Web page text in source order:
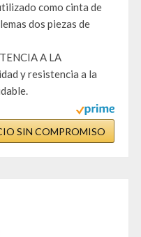
como cinta de
dos piezas de
A LA
y resistencia a la
SIN COMPROMISO